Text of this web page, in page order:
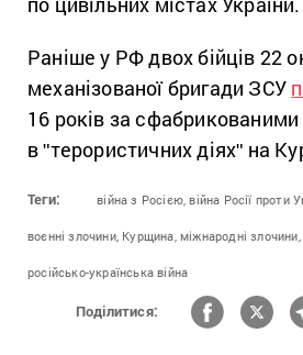
Раніше у РФ двох бійців 22
механізованої бригади ЗСУ
16 років за
в ʺтерористичних діяхʺ на
Теги: війна з Росією, війна Росії проти
воєнні злочини, Курщина, міжнародні злочини,
російсько-українська війна
Поділитися: